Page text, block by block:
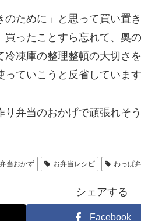
ために」と思って買い置
ったことすら忘れて、奥
凍庫の整理整頓の大切さ
ていこうと反省しています
弁当のおかげで頑張れそう
当おかず お弁当レシピ わっぱ
シェアする
Facebook